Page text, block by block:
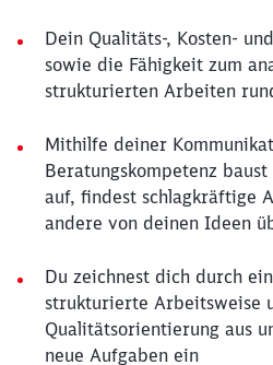
Dein Qualitäts-, Kosten-
sowie die Fähigkeit zum
strukturierten Arbeiten
Mithilfe deiner
Beratungskompetenz
auf, findest schlagkräftige
andere von deinen Ideen
Du zeichnest dich durch
strukturierte Arbeitsweise
Qualitätsorientierung aus
neue Aufgaben ein